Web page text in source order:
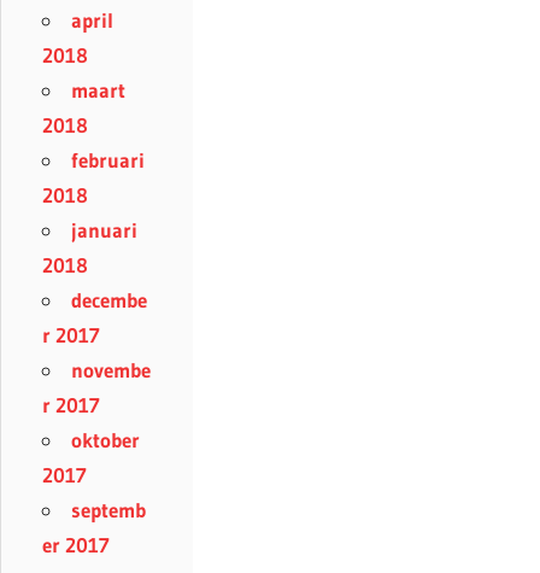
april
2018
maart
2018
februari
2018
januari
2018
decembe
r 2017
novembe
r 2017
oktober
2017
septemb
er 2017